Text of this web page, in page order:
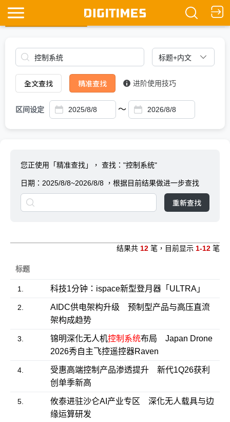
Ask DIGITIMES
全文查找 精准查找 进阶使用技巧
区间设定 ～
您正使用「精准查找」， 查找："控制系统"
日期： 2025/8/8~2026/8/8 ，根据目前结果做进一步查找
重新查找
结果共 12 笔，目前显示 1-12 笔
标题
1. 科技1分钟：ispace新型登月器「ULTRA」
2.
AIDC供电架构升级 预制型产品与高压直流
架构成趋势
3. 锦明深化无人机控制系统布局 Japan Drone
2026秀自主飞控遥控器Raven
4.
受惠高端控制产品渗透提升 新代1Q26获利
创单季新高
5.
攸泰进驻沙仑AI产业专区 深化无人载具与边
缘运算研发